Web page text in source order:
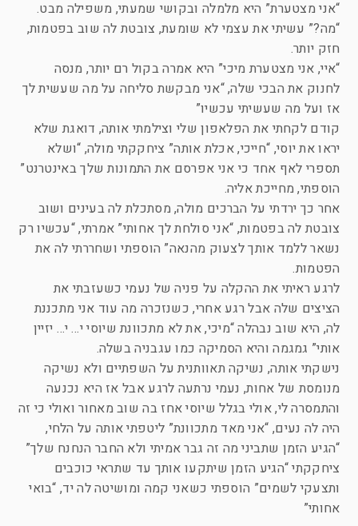
“אני מצטערת” היא מלמלה ובקושי שמעתי, משפילה מבט.
“מה?” עשיתי את עצמי לא שומעת, צובטת לה שוב בפטמות,
חזק יותר.
“איי, אני מצטערת מיכי” היא אמרה בקול רם יותר, מנסה
לחנוק את הבכי שלה, “אני מבקשת סליחה על מה שעשית לך
אז ועל מה שעשיתי עכשיו”
קודם לקחתי את הפלאפון שלי וצילמתי אותה, דואגת שלא
יראו את יוסי, “חייכי, אכלת אותה” ציחקקתי מולה, “ושלא
תספרי לאף אחד כי אני אפרסם את התמונות שלך באינטרנט”
הוספתי, מחייכת אליה.
אחר כך ירדתי על הברכים מולה, מסתכלת לה בעינים ושוב
צובטת לה בפטמות, “אני סולחת לך אחותי” אמרתי, “עכשיו רק
נשאר ללמד אותך לצעוק מהנאה” הוספתי ושחררתי לה את
הפטמות.
לרגע ראיתי את ההקלה על פניה של נעמי כשעזבתי את
הציצים שלה אבל רגע אחרי, כשנזכרה מה עוד אני מתכננת
לה, היא שוב נבהלה “מיכי, את לא מתכוונת שיוסי י… י… יזיין
אותי” גמגמה והיא הסמיקה כמו עגבניה בשלה.
נישקתי אותה, נשיקה תאוותנית על השפתיים ולא נשיקה
מנומסת של אחות, נעמי נרתעה לרגע אבל אז היא נכנעה
והתמסרה לי, אולי בגלל שיוסי אחז בה שוב מאחור ואולי כי זה
היה לה נעים, “אני מאד מתכוונת” ליטפתי אותה על הלחי,
“הגיע הזמן שתביני מה זה גבר אמיתי ולא החבר הנחנח שלך”
ציחקקתי “הגיע הזמן שיתקעו אותך עד שתראי כוכבים
ותצעקי לשמים” הוספתי כשאני קמה ומושיטה לה יד, “בואי
אחותי”